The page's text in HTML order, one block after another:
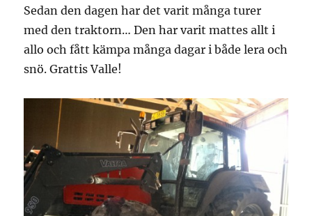
Sedan den dagen har det varit många turer
med den traktorn… Den har varit mattes allt i
allo och fått kämpa många dagar i både lera och
snö. Grattis Valle!